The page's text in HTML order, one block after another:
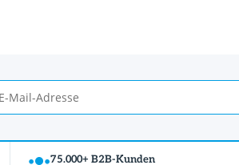
75.000+ B2B-Kunden